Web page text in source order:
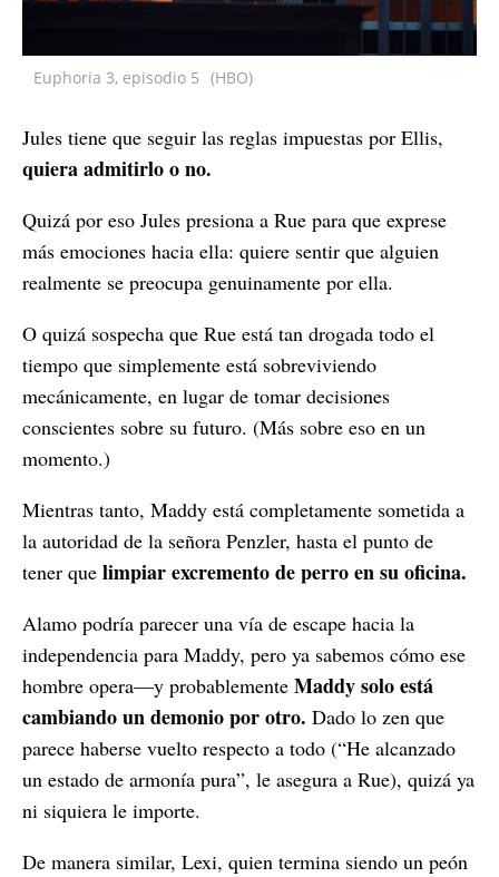
Euphoria 3, episodio 5 (HBO)
Jules tiene que seguir las reglas impuestas por Ellis,
quiera admitirlo o no.
Quizá por eso Jules presiona a Rue para que exprese
más emociones hacia ella: quiere sentir que alguien
realmente se preocupa genuinamente por ella.
O quizá sospecha que Rue está tan drogada todo el
tiempo que simplemente está sobreviviendo
mecánicamente, en lugar de tomar decisiones
conscientes sobre su futuro. (Más sobre eso en un
momento.)
Mientras tanto, Maddy está completamente sometida a
la autoridad de la señora Penzler, hasta el punto de
tener que limpiar excremento de perro en su oficina.
Alamo podría parecer una vía de escape hacia la
independencia para Maddy, pero ya sabemos cómo ese
hombre opera—y probablemente Maddy solo está
cambiando un demonio por otro. Dado lo zen que
parece haberse vuelto respecto a todo (“He alcanzado
un estado de armonía pura”, le asegura a Rue), quizá ya
ni siquiera le importe.
De manera similar, Lexi, quien termina siendo un peón